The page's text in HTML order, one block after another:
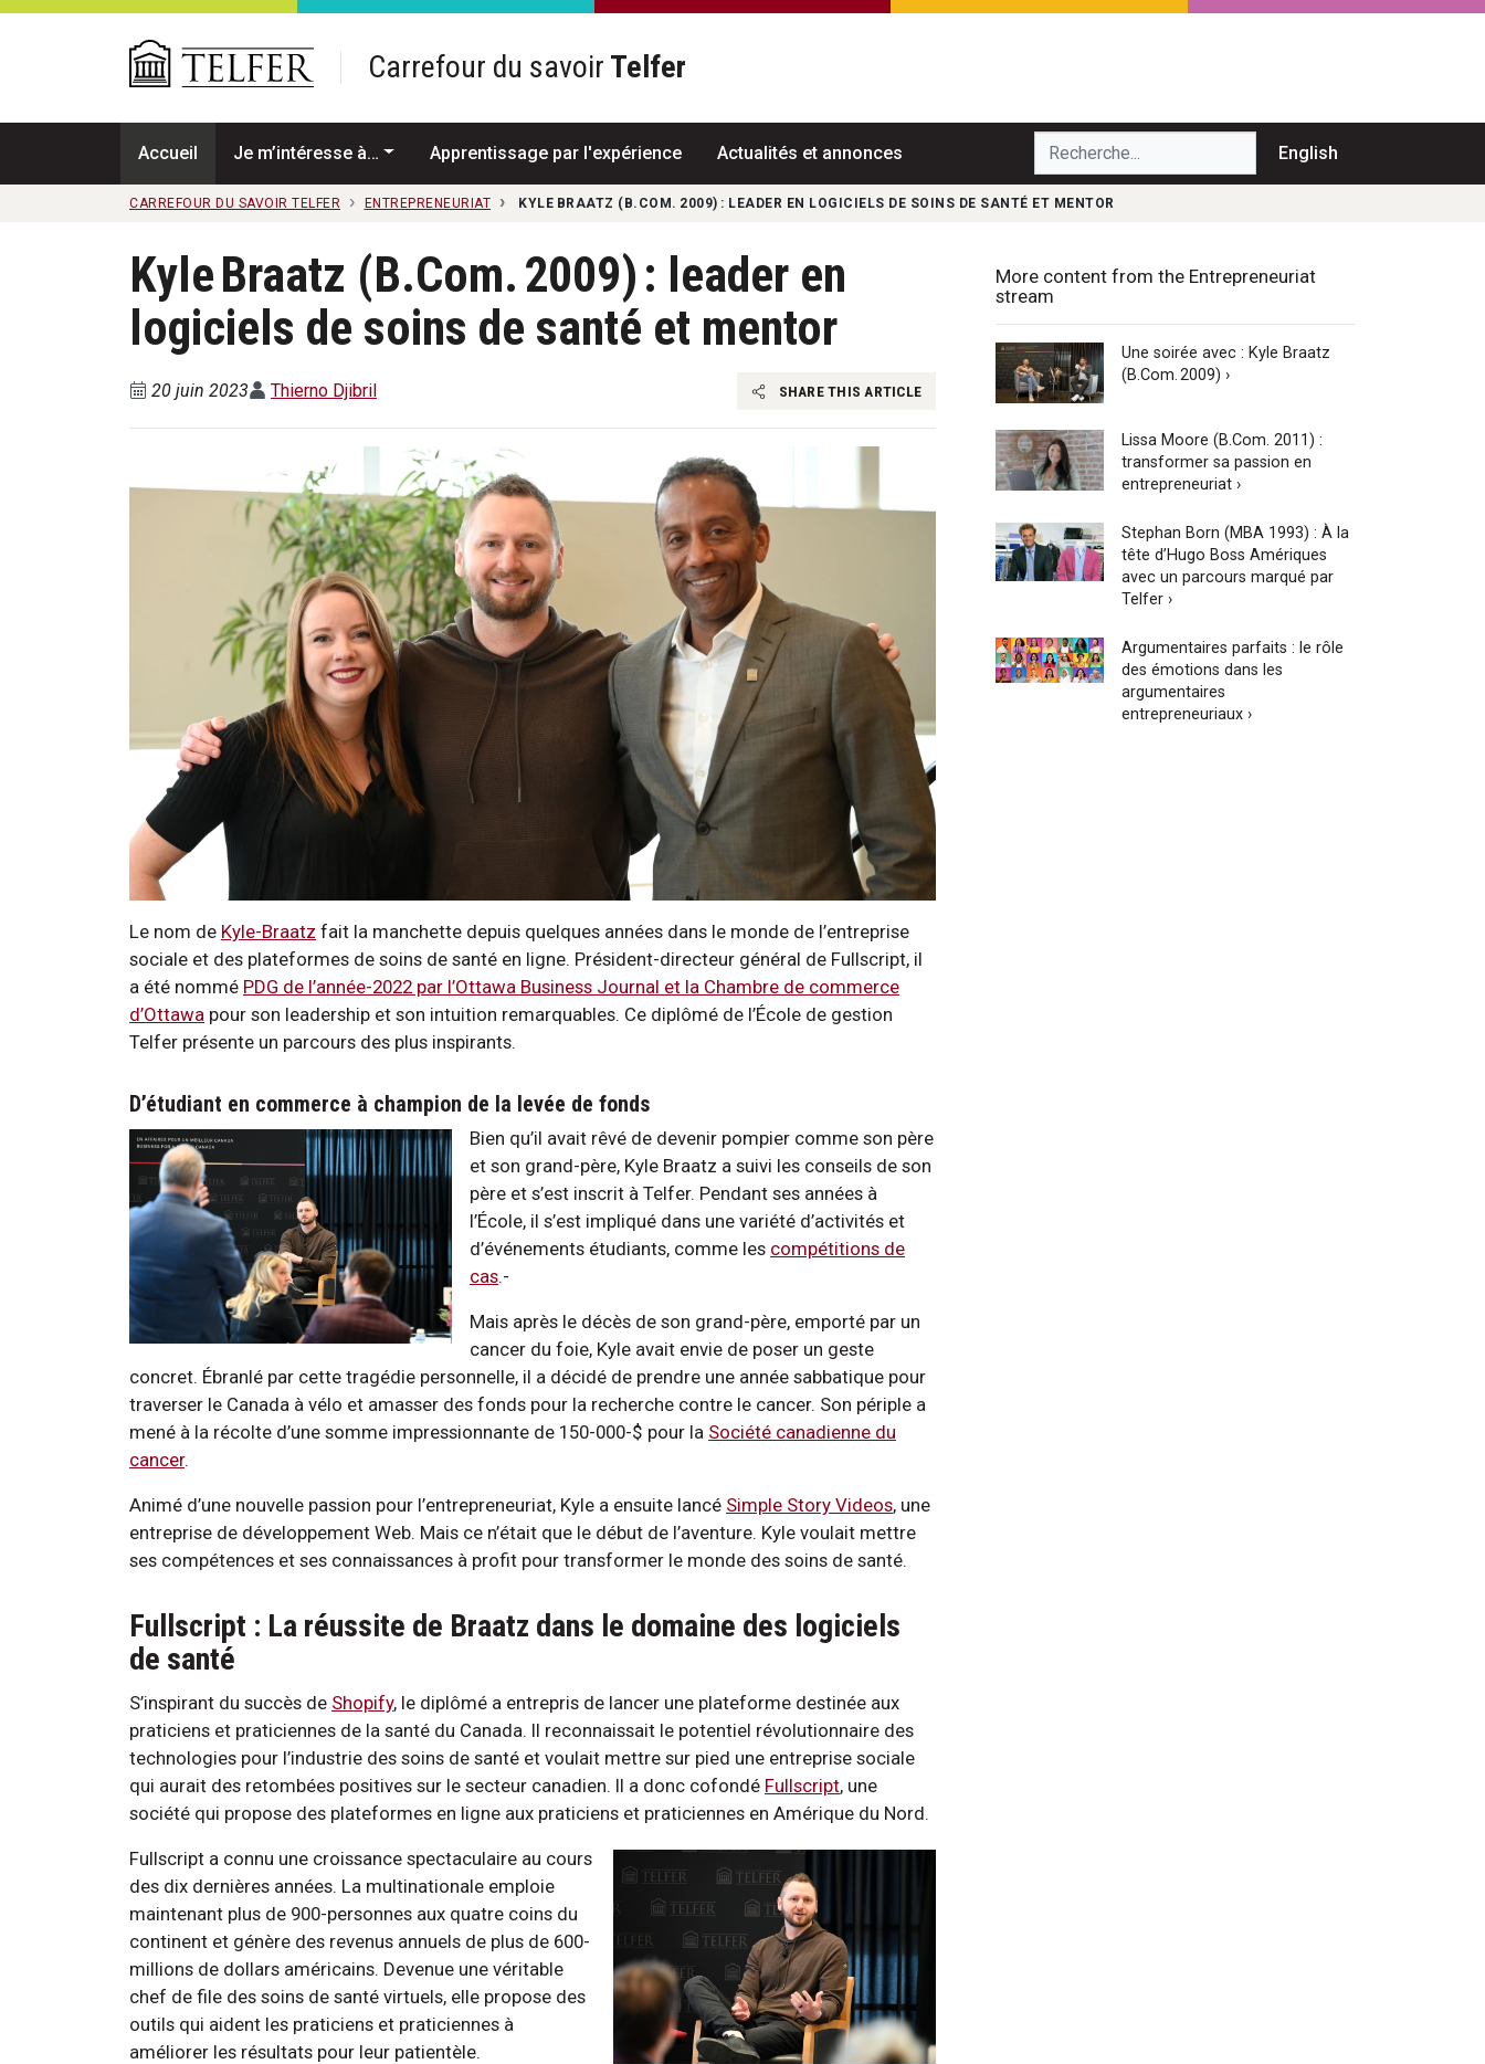
Passer au contenu principal
Carrefour du savoir Telfer
Accueil Je m’intéresse à… Apprentissage par l'expérience Actualités et annonces Recherche... English
CARREFOUR DU SAVOIR TELFER ENTREPRENEURIAT KYLE BRAATZ (B.COM. 2009) : LEADER EN LOGICIELS DE SOINS DE SANTÉ ET MENTOR
Kyle Braatz (B.Com. 2009) : leader en
logiciels de soins de santé et mentor
20 juin 2023 Thierno Djibril SHARE THIS ARTICLE
Le nom de Kyle-Braatz fait la manchette depuis quelques années dans le monde de l’entreprise
sociale et des plateformes de soins de santé en ligne. Président-directeur général de Fullscript, il
a été nommé PDG de l’année-2022 par l’Ottawa Business Journal et la Chambre de commerce
d’Ottawa pour son leadership et son intuition remarquables. Ce diplômé de l’École de gestion
Telfer présente un parcours des plus inspirants.
D’étudiant en commerce à champion de la levée de fonds
Bien qu’il avait rêvé de devenir pompier comme son père
et son grand-père, Kyle Braatz a suivi les conseils de son
père et s’est inscrit à Telfer. Pendant ses années à
l’École, il s’est impliqué dans une variété d’activités et
d’événements étudiants, comme les compétitions de
cas.-
Mais après le décès de son grand-père, emporté par un
cancer du foie, Kyle avait envie de poser un geste
concret. Ébranlé par cette tragédie personnelle, il a décidé de prendre une année sabbatique pour
traverser le Canada à vélo et amasser des fonds pour la recherche contre le cancer. Son périple a
mené à la récolte d’une somme impressionnante de 150-000-$ pour la Société canadienne du
cancer.
Animé d’une nouvelle passion pour l’entrepreneuriat, Kyle a ensuite lancé Simple Story Videos, une
entreprise de développement Web. Mais ce n’était que le début de l’aventure. Kyle voulait mettre
ses compétences et ses connaissances à profit pour transformer le monde des soins de santé.
Fullscript : La réussite de Braatz dans le domaine des logiciels
de santé
S’inspirant du succès de Shopify, le diplômé a entrepris de lancer une plateforme destinée aux
praticiens et praticiennes de la santé du Canada. Il reconnaissait le potentiel révolutionnaire des
technologies pour l’industrie des soins de santé et voulait mettre sur pied une entreprise sociale
qui aurait des retombées positives sur le secteur canadien. Il a donc cofondé Fullscript, une
société qui propose des plateformes en ligne aux praticiens et praticiennes en Amérique du Nord.
Fullscript a connu une croissance spectaculaire au cours
des dix dernières années. La multinationale emploie
maintenant plus de 900-personnes aux quatre coins du
continent et génère des revenus annuels de plus de 600-
millions de dollars américains. Devenue une véritable
chef de file des soins de santé virtuels, elle propose des
outils qui aident les praticiens et praticiennes à
améliorer les résultats pour leur patientèle.
More content from the Entrepreneuriat
stream
Une soirée avec : Kyle Braatz
(B.Com. 2009) ›
Lissa Moore (B.Com. 2011) :
transformer sa passion en
entrepreneuriat ›
Stephan Born (MBA 1993) : À la
tête d’Hugo Boss Amériques
avec un parcours marqué par
Telfer ›
Argumentaires parfaits : le rôle
des émotions dans les
argumentaires
entrepreneuriaux ›